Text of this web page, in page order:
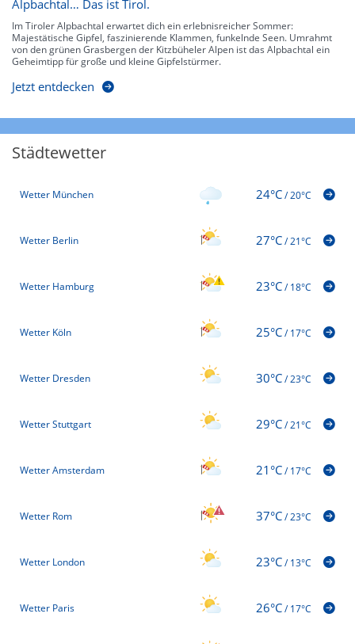
Alpbachtal… Das ist Tirol.
Im Tiroler Alpbachtal erwartet dich ein erlebnisreicher Sommer:
Majestätische Gipfel, faszinierende Klammen, funkelnde Seen. Umrahmt
von den grünen Grasbergen der Kitzbüheler Alpen ist das Alpbachtal ein
Geheimtipp für große und kleine Gipfelstürmer.
Jetzt entdecken
Städtewetter
Wetter München 24°C/20°C
Wetter Berlin 27°C/21°C
Wetter Hamburg 23°C/18°C
Wetter Köln 25°C/17°C
Wetter Dresden 30°C/23°C
Wetter Stuttgart 29°C/21°C
Wetter Amsterdam 21°C/17°C
Wetter Rom 37°C/23°C
Wetter London 23°C/13°C
Wetter Paris 26°C/17°C